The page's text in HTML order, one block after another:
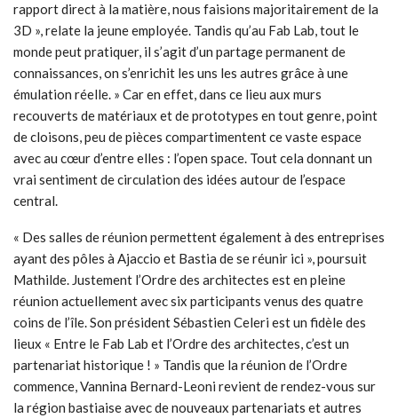
rapport direct à la matière, nous faisions majoritairement de la
3D », relate la jeune employée. Tandis qu’au Fab Lab, tout le
monde peut pratiquer, il s’agit d’un partage permanent de
connaissances, on s’enrichit les uns les autres grâce à une
émulation réelle. » Car en effet, dans ce lieu aux murs
recouverts de matériaux et de prototypes en tout genre, point
de cloisons, peu de pièces compartimentent ce vaste espace
avec au cœur d’entre elles : l’open space. Tout cela donnant un
vrai sentiment de circulation des idées autour de l’espace
central.
« Des salles de réunion permettent également à des entreprises
ayant des pôles à Ajaccio et Bastia de se réunir ici », poursuit
Mathilde. Justement l’Ordre des architectes est en pleine
réunion actuellement avec six participants venus des quatre
coins de l’île. Son président Sébastien Celeri est un fidèle des
lieux « Entre le Fab Lab et l’Ordre des architectes, c’est un
partenariat historique ! » Tandis que la réunion de l’Ordre
commence, Vannina Bernard-Leoni revient de rendez-vous sur
la région bastiaise avec de nouveaux partenariats et autres